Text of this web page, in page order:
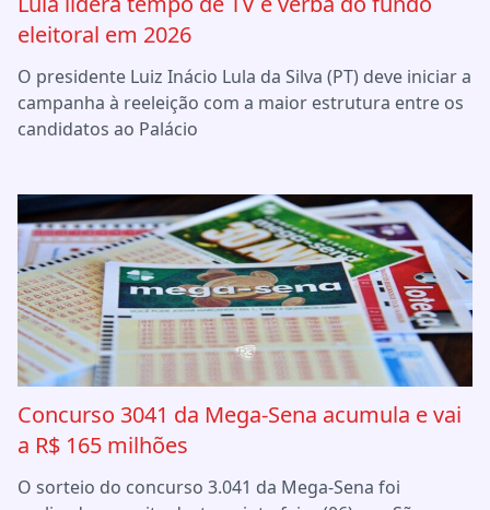
eleitoral em 2026
O presidente Luiz Inácio Lula da Silva (PT) deve iniciar a
campanha à reeleição com a maior estrutura entre os
candidatos ao Palácio
Concurso 3041 da Mega-Sena acumula e vai
a R$ 165 milhões
O sorteio do concurso 3.041 da Mega-Sena foi